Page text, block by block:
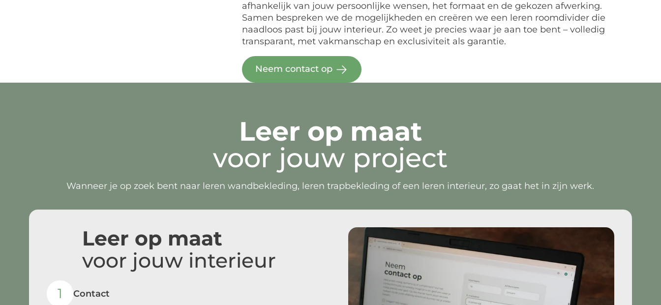
afhankelijk van jouw persoonlijke wensen, het formaat en de gekozen afwerking.
Samen bespreken we de mogelijkheden en creëren we een leren roomdivider die
naadloos past bij jouw interieur. Zo weet je precies waar je aan toe bent – volledig
transparant, met vakmanschap en exclusiviteit als garantie.
Neem contact op
Leer op maat
voor jouw project
Wanneer je op zoek bent naar leren wandbekleding, leren trapbekleding of een leren interieur, zo gaat het in zijn werk.
Leer op maat
voor jouw interieur
1
Contact